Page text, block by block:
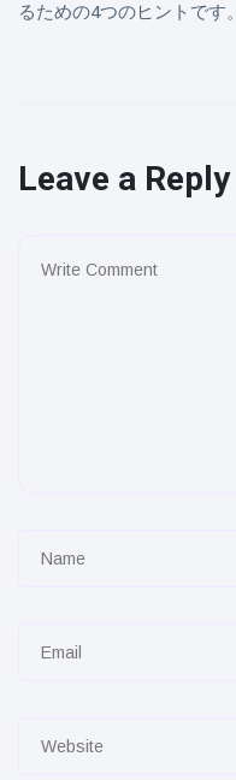
るための4つのヒントです。
Leave a Reply